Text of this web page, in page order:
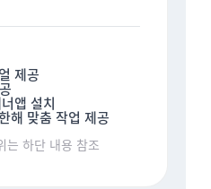
제공
앱 설치
해 맞춤 작업 제공
는 하단 내용 참조